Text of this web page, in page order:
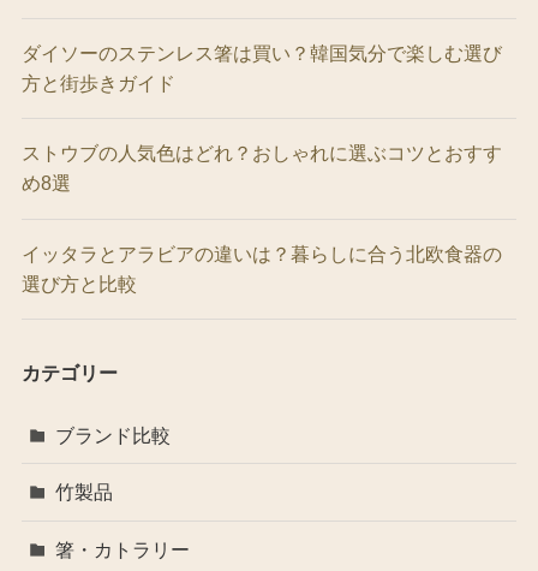
ダイソーのステンレス箸は買い？韓国気分で楽しむ選び
方と街歩きガイド
ストウブの人気色はどれ？おしゃれに選ぶコツとおすす
め8選
イッタラとアラビアの違いは？暮らしに合う北欧食器の
選び方と比較
カテゴリー
ブランド比較
竹製品
箸・カトラリー